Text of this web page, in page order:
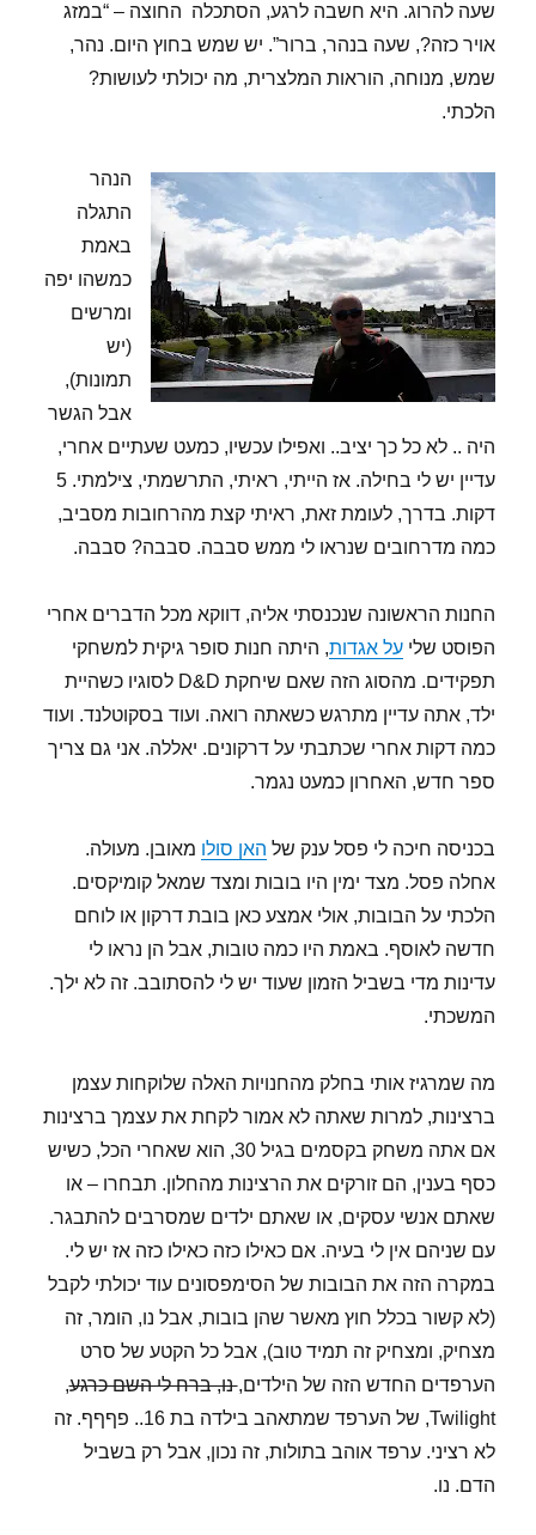
שעה להרוג. היא חשבה לרגע, הסתכלה החוצה – “במזג
אויר כזה?, שעה בנהר, ברור”. יש שמש בחוץ היום. נהר,
שמש, מנוחה, הוראות המלצרית, מה יכולתי לעושות?
הלכתי.
הנהר
התגלה
באמת
כמשהו יפה
ומרשים
(יש
תמונות),
אבל הגשר
היה .. לא כל כך יציב.. ואפילו עכשיו, כמעט שעתיים אחרי,
עדיין יש לי בחילה. אז הייתי, ראיתי, התרשמתי, צילמתי. 5
דקות. בדרך, לעומת זאת, ראיתי קצת מהרחובות מסביב,
כמה מדרחובים שנראו לי ממש סבבה. סבבה? סבבה.
החנות הראשונה שנכנסתי אליה, דווקא מכל הדברים אחרי
הפוסט שליעל אגדות, היתה חנות סופר גיקית למשחקי
תפקידים. מהסוג הזה שאם שיחקת D&D לסוגיו כשהיית
ילד, אתה עדיין מתרגש כשאתה רואה. ועוד בסקוטלנד. ועוד
כמה דקות אחרי שכתבתי על דרקונים. יאללה. אני גם צריך
ספר חדש, האחרון כמעט נגמר.
בכניסה חיכה לי פסל ענק של האן סולו מאובן. מעולה.
אחלה פסל. מצד ימין היו בובות ומצד שמאל קומיקסים.
הלכתי על הבובות, אולי אמצע כאן בובת דרקון או לוחם
חדשה לאוסף. באמת היו כמה טובות, אבל הן נראו לי
עדינות מדי בשביל הזמון שעוד יש לי להסתובב. זה לא ילך.
המשכתי.
מה שמרגיז אותי בחלק מהחנויות האלה שלוקחות עצמן
ברצינות, למרות שאתה לא אמור לקחת את עצמך ברצינות
אם אתה משחק בקסמים בגיל 30, הוא שאחרי הכל, כשיש
כסף בענין, הם זורקים את הרצינות מהחלון. תבחרו – או
שאתם אנשי עסקים, או שאתם ילדים שמסרבים להתבגר.
עם שניהם אין לי בעיה. אם כאילו כזה כאילו כזה אז יש לי.
במקרה הזה את הבובות של הסימפסונים עוד יכולתי לקבל
(לא קשור בכלל חוץ מאשר שהן בובות, אבל נו, הומר, זה
מצחיק, ומצחיק זה תמיד טוב), אבל כל הקטע של סרט
הערפדים החדש הזה של הילדים,נו, ברח לי השם כרגע,
Twilight, של הערפד שמתאהב בילדה בת 16.. פףףף. זה
לא רציני. ערפד אוהב בתולות, זה נכון, אבל רק בשביל
הדם. נו.